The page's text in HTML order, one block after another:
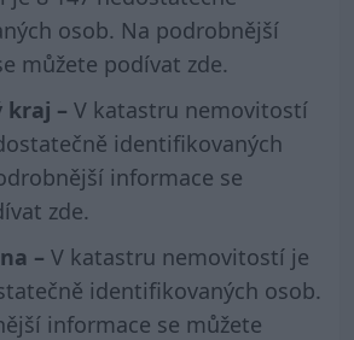
osob. Na podrobnější
můžete podívat zde.
kraj – V katastru nemovitostí
identifikovaných
informace se
zde.
– V katastru nemovitostí je
identifikovaných osob.
informace se můžete